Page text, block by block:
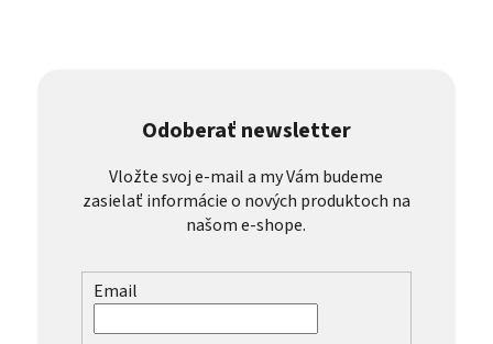
Odoberať newsletter
Vložte svoj e-mail a my Vám budeme
zasielať informácie o nových produktoch na
našom e-shope.
Email